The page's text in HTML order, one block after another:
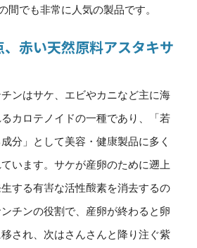
間でも非常に人気の製品です。
赤い天然原料アスタキサ
ンはサケ、エビやカニなど主に海
カロテノイドの一種であり、「若
分」として美容・健康製品に多く
います。サケが産卵のために遡上
する有害な活性酸素を消去するの
チンの役割で、産卵が終わると卵
移され、次はさんさんと降り注ぐ紫